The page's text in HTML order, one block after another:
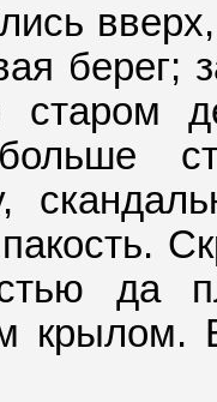
берег;
да
крылом.